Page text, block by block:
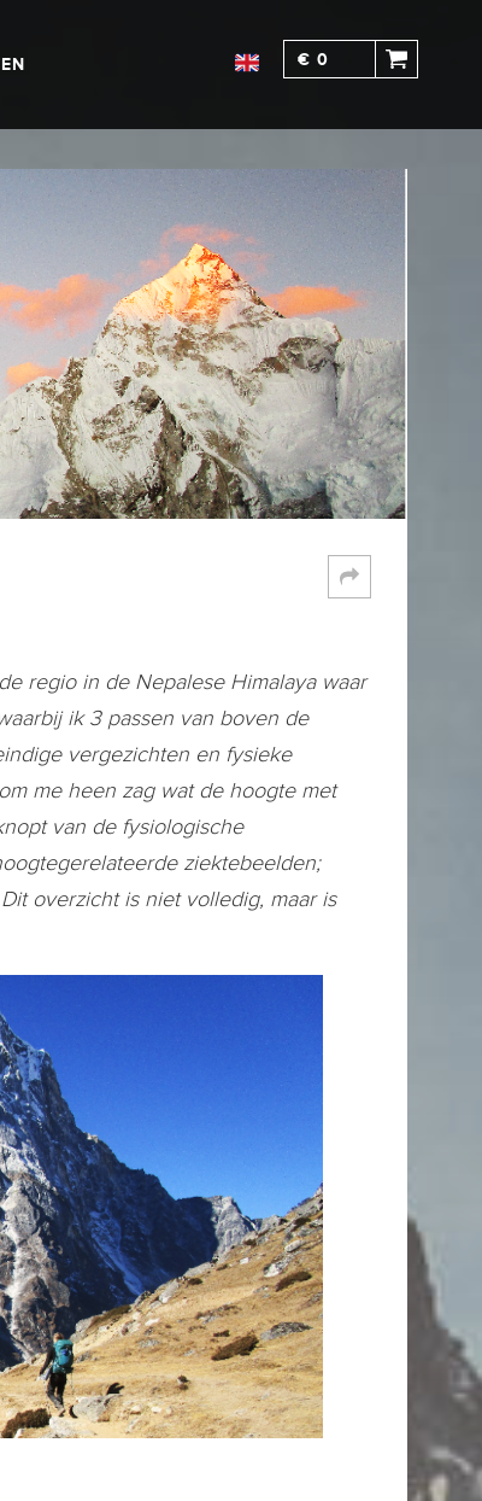
€ 0
regio in de Nepalese Himalaya waar
ik 3 passen van boven de
vergezichten en fysieke
me heen zag wat de hoogte met
van de fysiologische
ziektebeelden;
overzicht is niet volledig, maar is